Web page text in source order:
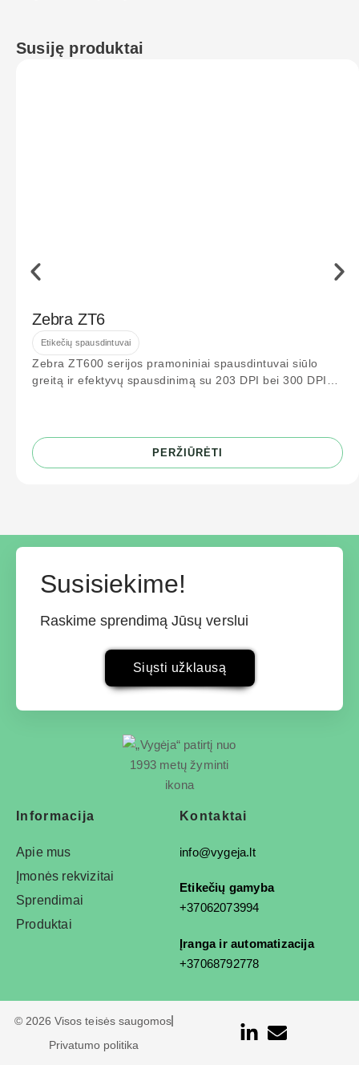
Susiję produktai
Zebra ZT6
Etikečių spausdintuvai
Zebra ZT600 serijos pramoniniai spausdintuvai siūlo
greitą ir efektyvų spausdinimą su 203 DPI bei 300 DPI
PERŽIŪRĖTI
Susisiekime!
Raskime sprendimą Jūsų verslui
Siųsti užklausą
Informacija
Apie mus
Įmonės rekvizitai
Sprendimai
Produktai
Kontaktai
info@vygeja.lt
Etikečių gamyba
+37062073994
Įranga ir automatizacija
+37068792778
© 2026 Visos teisės saugomos
Privatumo politika